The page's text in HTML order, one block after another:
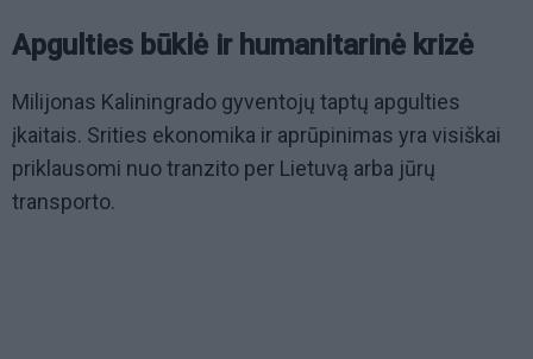
Apgulties būklė ir humanitarinė krizė
Milijonas Kaliningrado gyventojų taptų apgulties
įkaitais. Srities ekonomika ir aprūpinimas yra visiškai
priklausomi nuo tranzito per Lietuvą arba jūrų
transporto.